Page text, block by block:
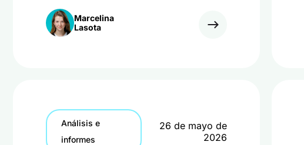
Marcelina
Lasota
Análisis e
informes
26 de mayo de
2026